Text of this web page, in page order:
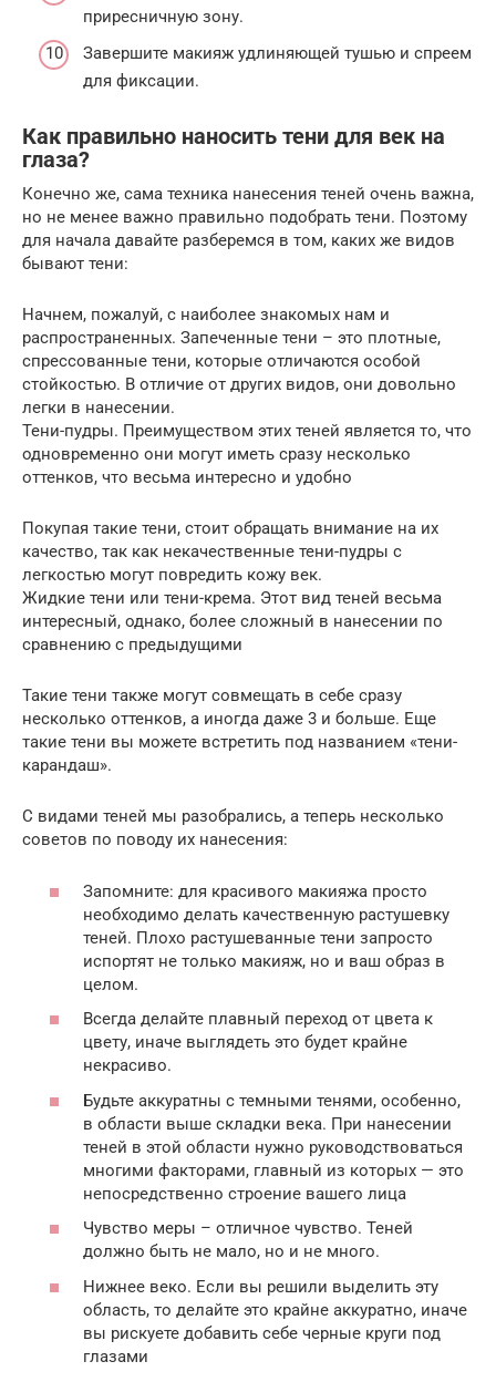
приресничную зону.
Завершите макияж удлиняющей тушью и спреем
для фиксации.
Как правильно наносить тени для век на
глаза?
Конечно же, сама техника нанесения теней очень важна,
но не менее важно правильно подобрать тени. Поэтому
для начала давайте разберемся в том, каких же видов
бывают тени:
Начнем, пожалуй, с наиболее знакомых нам и
распространенных. Запеченные тени – это плотные,
спрессованные тени, которые отличаются особой
стойкостью. В отличие от других видов, они довольно
легки в нанесении.
Тени-пудры. Преимуществом этих теней является то, что
одновременно они могут иметь сразу несколько
оттенков, что весьма интересно и удобно
Покупая такие тени, стоит обращать внимание на их
качество, так как некачественные тени-пудры с
легкостью могут повредить кожу век.
Жидкие тени или тени-крема. Этот вид теней весьма
интересный, однако, более сложный в нанесении по
сравнению с предыдущими
Такие тени также могут совмещать в себе сразу
несколько оттенков, а иногда даже 3 и больше. Еще
такие тени вы можете встретить под названием «тени-
карандаш».
С видами теней мы разобрались, а теперь несколько
советов по поводу их нанесения:
Запомните: для красивого макияжа просто
необходимо делать качественную растушевку
теней. Плохо растушеванные тени запросто
испортят не только макияж, но и ваш образ в
целом.
Всегда делайте плавный переход от цвета к
цвету, иначе выглядеть это будет крайне
некрасиво.
Будьте аккуратны с темными тенями, особенно,
в области выше складки века. При нанесении
теней в этой области нужно руководствоваться
многими факторами, главный из которых — это
непосредственно строение вашего лица
Чувство меры – отличное чувство. Теней
должно быть не мало, но и не много.
Нижнее веко. Если вы решили выделить эту
область, то делайте это крайне аккуратно, иначе
вы рискуете добавить себе черные круги под
глазами